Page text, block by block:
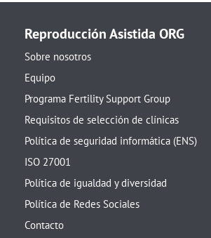
Reproducción Asistida ORG
Sobre nosotros
Equipo
Programa Fertility Support Group
Requisitos de selección de clínicas
Política de seguridad informática (ENS)
ISO 27001
Política de igualdad y diversidad
Política de Redes Sociales
Contacto